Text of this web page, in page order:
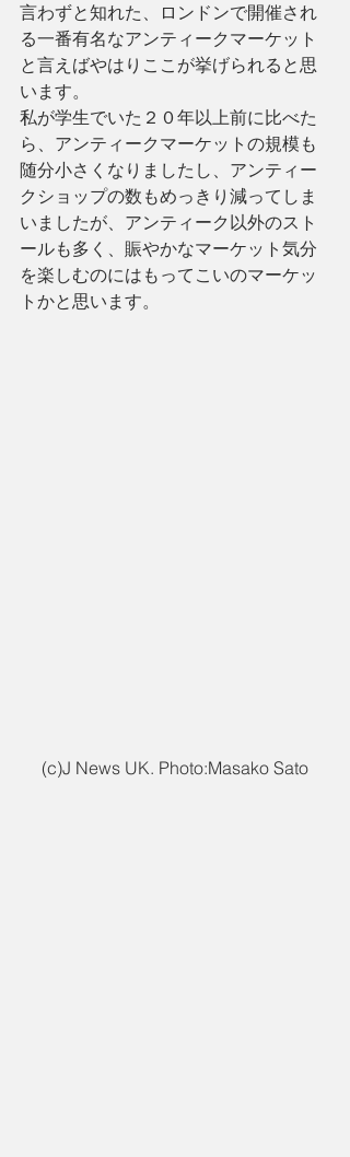
言わずと知れた、ロンドンで開催され
る一番有名なアンティークマーケット
と言えばやはりここが挙げられると思
います。
私が学生でいた２０年以上前に比べた
ら、アンティークマーケットの規模も
随分小さくなりましたし、アンティー
クショップの数もめっきり減ってしま
いましたが、アンティーク以外のスト
ールも多く、賑やかなマーケット気分
を楽しむのにはもってこいのマーケッ
トかと思います。
(c)J News UK. Photo:Masako Sato